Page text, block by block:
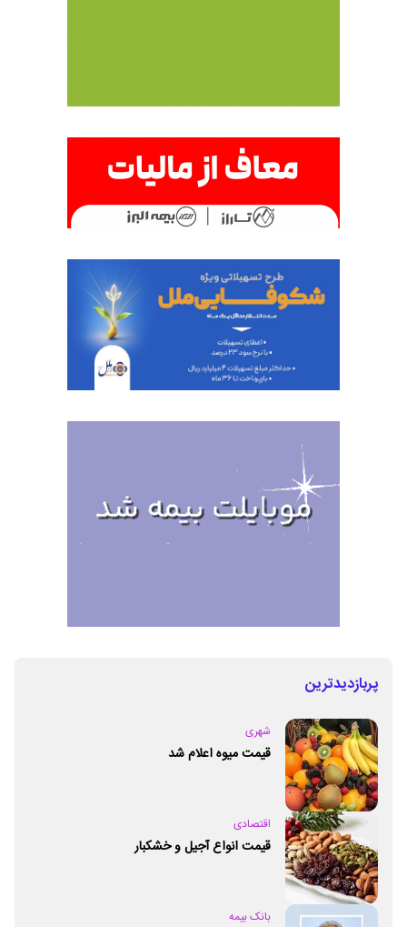
پربازدیدترین
شهری
قیمت میوه اعلام شد
اقتصادی
قیمت انواع آجیل و خشکبار
بانک بیمه